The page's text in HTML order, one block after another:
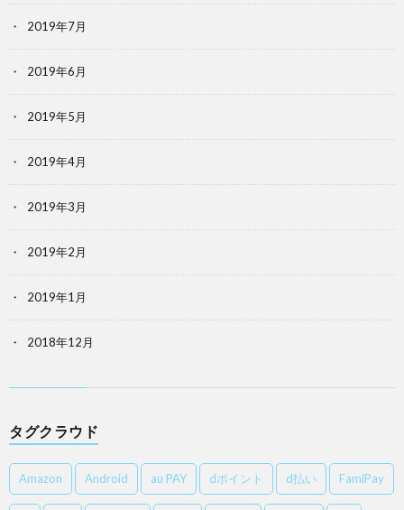
2019年7月
2019年6月
2019年5月
2019年4月
2019年3月
2019年2月
2019年1月
2018年12月
タグクラウド
Amazon Android au PAY dポイント d払い FamiPay